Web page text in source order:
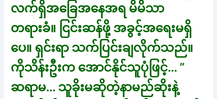
လက်ရှိအခြေအနေအရ မိမိသာ
တရားခံ။ ငြင်းဆန်ဖို့ အခွင့်အရေးမရှိ
ပေ။ ရှင်းရာ သက်ပြင်းချလိုက်သည်။
ကိုသိန်းဦးက အောင်နိုင်သူပုံဖြင့်… ”
ဆရာမ… သူခိုးမဆိုတဲ့နာမည်ဆိုးနဲ့